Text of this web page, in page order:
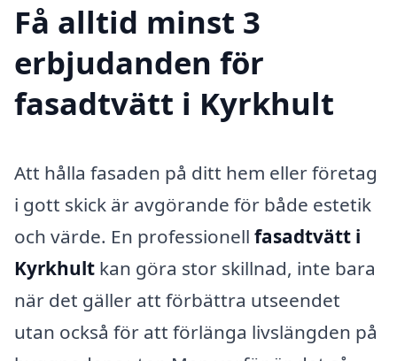
Få alltid minst 3
erbjudanden för
fasadtvätt i Kyrkhult
Att hålla fasaden på ditt hem eller företag
i gott skick är avgörande för både estetik
och värde. En professionell fasadtvätt i
Kyrkhult kan göra stor skillnad, inte bara
när det gäller att förbättra utseendet
utan också för att förlänga livslängden på